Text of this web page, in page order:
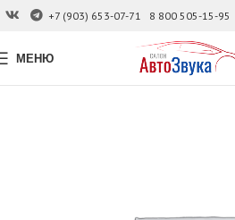
+7 (903) 653-07-71 8 800 505-15-95
МЕНЮ